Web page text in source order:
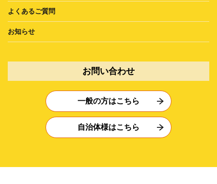
よくあるご質問
お知らせ
お問い合わせ
一般の方はこちら
自治体様はこちら